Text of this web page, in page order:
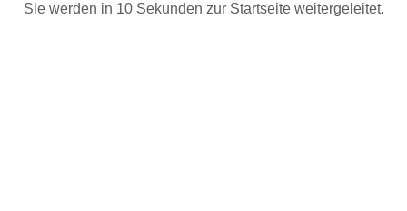
Sie werden in 10 Sekunden zur Startseite weitergeleitet.